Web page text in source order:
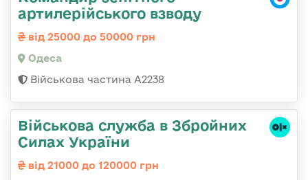
артилерійського взводу
від 25000 до 50000 грн
Одеса
Військова частина А2238
Військова служба в Збройних
Силах України
від 21000 до 120000 грн